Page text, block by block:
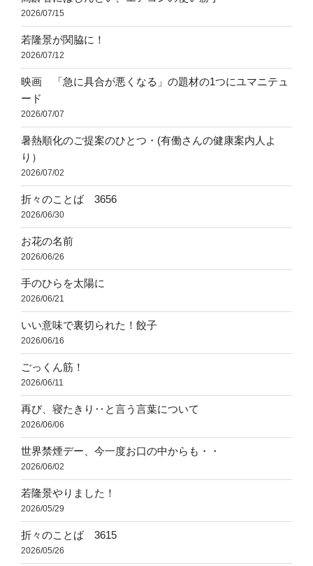
2026/07/15
若隆景が関脇に！
2026/07/12
映画 「急に具合が悪くなる」の題材の1つにユマニテュ
ード
2026/07/07
暑熱順化のご提案のひとつ・(有働さんの健康案内人よ
り）
2026/07/02
折々のことば 3656
2026/06/30
お花の名前
2026/06/26
手のひらを太陽に
2026/06/21
いい意味で裏切られた！餃子
2026/06/16
ごっくん筋！
2026/06/11
再び、寝たきり‥と言う言葉について
2026/06/06
世界禁煙デー、今一度お口の中からも・・
2026/06/02
若隆景やりました！
2026/05/29
折々のことば 3615
2026/05/26